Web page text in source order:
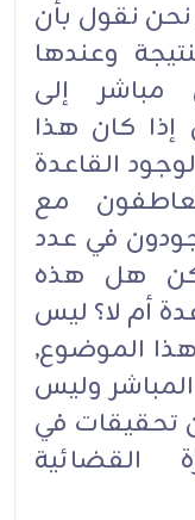
نقول بأن
وعندها
إلى
إذا كان هذا
القاعدة
مع
في عدد
لكن هل هذه
أم لا؟ ليس
الموضوع,
المباشر وليس
تحقيقات في
القضائية